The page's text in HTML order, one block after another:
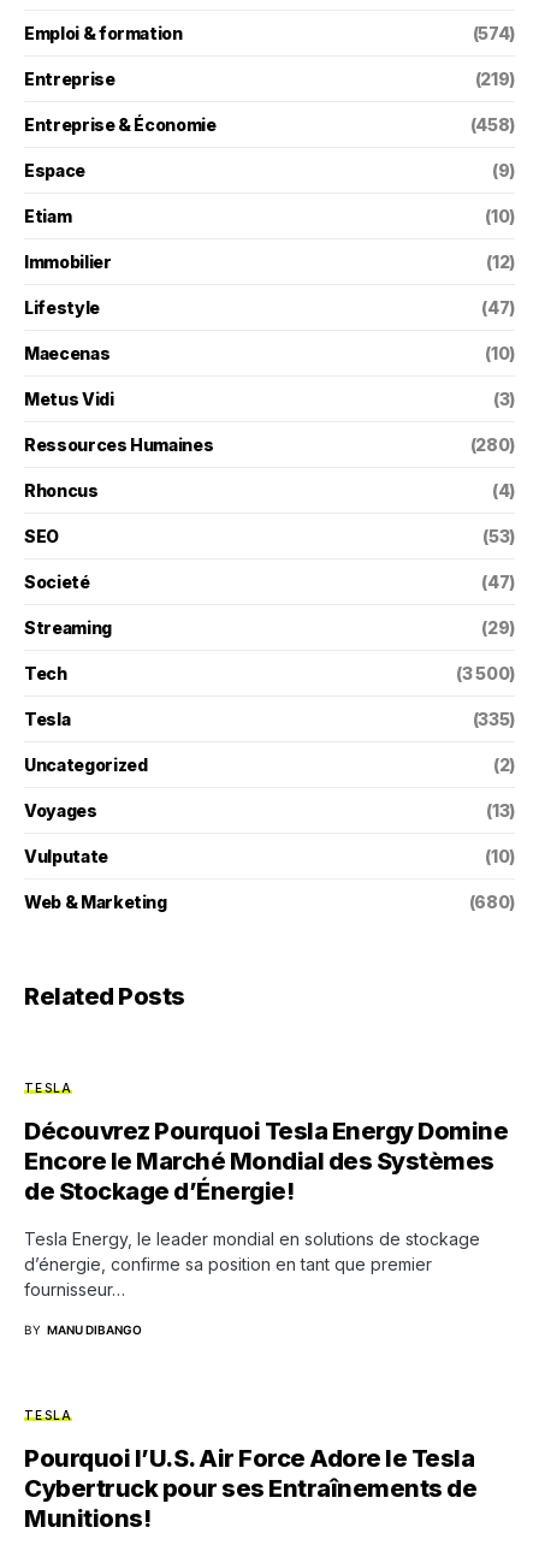
Emploi & formation (574)
Entreprise (219)
Entreprise & Économie (458)
Espace (9)
Etiam (10)
Immobilier (12)
Lifestyle (47)
Maecenas (10)
Metus Vidi (3)
Ressources Humaines (280)
Rhoncus (4)
SEO (53)
Societé (47)
Streaming (29)
Tech (3 500)
Tesla (335)
Uncategorized (2)
Voyages (13)
Vulputate (10)
Web & Marketing (680)
Related Posts
TESLA
Découvrez Pourquoi Tesla Energy Domine
Encore le Marché Mondial des Systèmes
de Stockage d’Énergie!
Tesla Energy, le leader mondial en solutions de stockage
d’énergie, confirme sa position en tant que premier
fournisseur…
BY MANU DIBANGO
TESLA
Pourquoi l’U.S. Air Force Adore le Tesla
Cybertruck pour ses Entraînements de
Munitions!